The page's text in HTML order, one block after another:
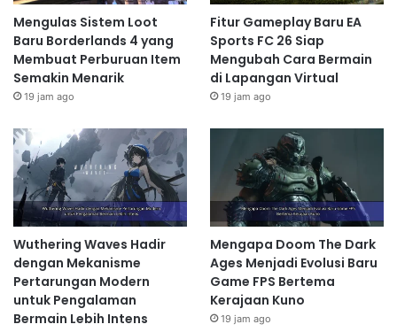
Mengulas Sistem Loot
Baru Borderlands 4 yang
Membuat Perburuan Item
Semakin Menarik
19 jam ago
Fitur Gameplay Baru EA
Sports FC 26 Siap
Mengubah Cara Bermain
di Lapangan Virtual
19 jam ago
Wuthering Waves Hadir
dengan Mekanisme
Pertarungan Modern
untuk Pengalaman
Bermain Lebih Intens
Mengapa Doom The Dark
Ages Menjadi Evolusi Baru
Game FPS Bertema
Kerajaan Kuno
19 jam ago